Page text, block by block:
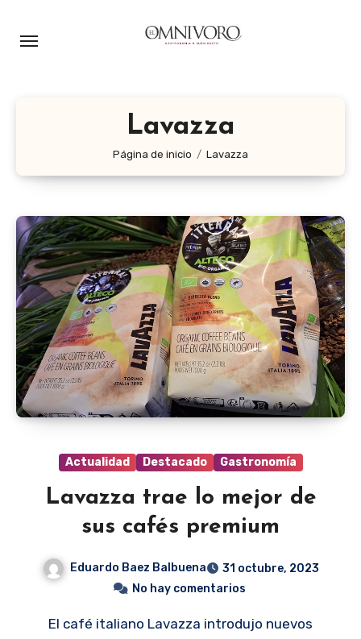
Lavazza
Página de inicio Lavazza
Actualidad Destacado Gastronomía
Lavazza trae lo mejor de
sus cafés premium
Eduardo Baez Balbuena
31 octubre, 2023
No hay comentarios
El café italiano Lavazza introdujo nuevos